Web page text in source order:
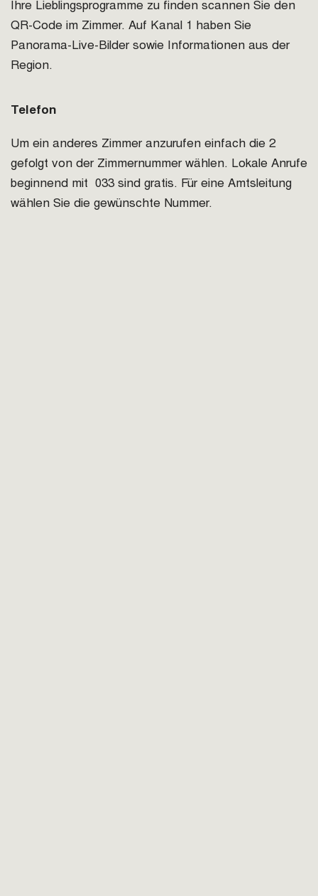
Ihre Lieblingsprogramme zu finden scannen Sie den
QR-Code im Zimmer. Auf Kanal 1 haben Sie
Panorama-Live-Bilder sowie Informationen aus der
Region.
Telefon
Um ein anderes Zimmer anzurufen einfach die 2
gefolgt von der Zimmernummer wählen. Lokale Anrufe
beginnend mit 033 sind gratis. Für eine Amtsleitung
wählen Sie die gewünschte Nummer.